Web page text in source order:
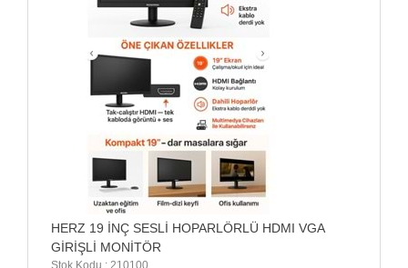
HERZ 19 İNÇ SESLİ HOPARLÖRLÜ HDMI VGA
GİRİŞLİ MONİTÖR
Stok Kodu : 210100